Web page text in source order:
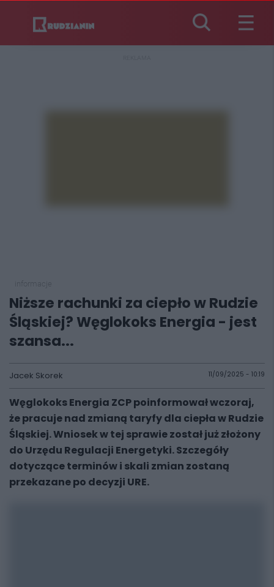
Niższe rachunki za ciepło w Rudzie
Śląskiej? Węglokoks Energia - jest
szansa...
Jacek Skorek 11/09/2025 - 10:19
Węglokoks Energia ZCP poinformował wczoraj,
że pracuje nad zmianą taryfy dla ciepła w Rudzie
Śląskiej. Wniosek w tej sprawie został już złożony
do Urzędu Regulacji Energetyki. Szczegóły
dotyczące terminów i skali zmian zostaną
przekazane po decyzji URE.